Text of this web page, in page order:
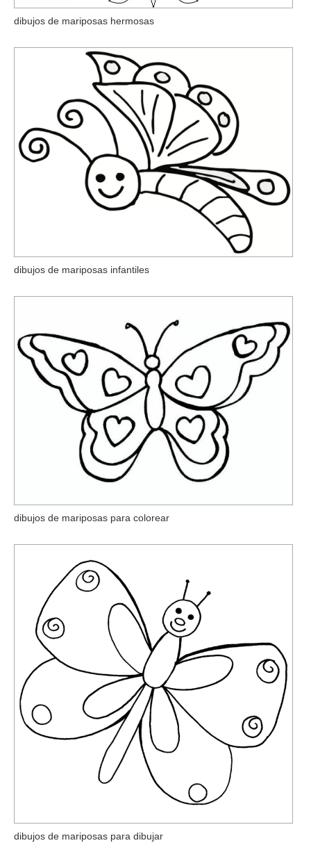
dibujos de mariposas hermosas
dibujos de mariposas infantiles
dibujos de mariposas para colorear
dibujos de mariposas para dibujar